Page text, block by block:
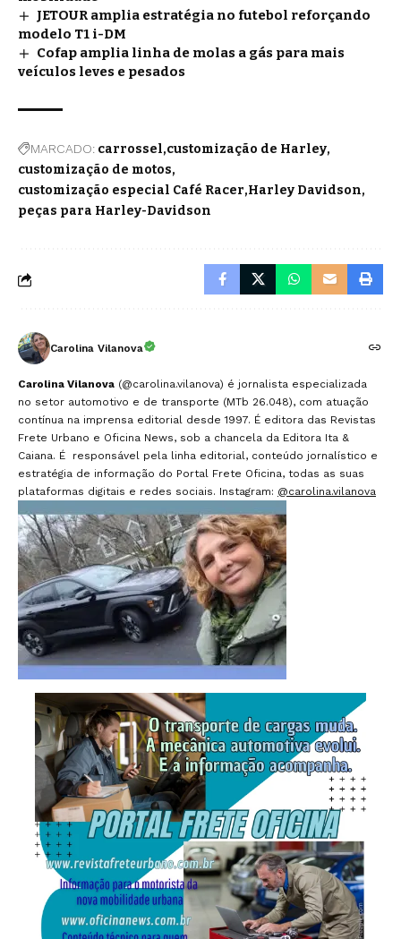
JETOUR amplia estratégia no futebol reforçando
modelo T1 i-DM
Cofap amplia linha de molas a gás para mais
veículos leves e pesados
MARCADO: carrossel customização de Harley
customização de motos
customização especial Café Racer Harley Davidson
peças para Harley-Davidson
Carolina Vilanova
Carolina Vilanova (@carolina.vilanova) é jornalista especializada
no setor automotivo e de transporte (MTb 26.048), com atuação
contínua na imprensa editorial desde 1997. É editora das Revistas
Frete Urbano e Oficina News, sob a chancela da Editora Ita &
Caiana. É responsável pela linha editorial, conteúdo jornalístico e
estratégia de informação do Portal Frete Oficina, todas as suas
plataformas digitais e redes sociais. Instagram: @carolina.vilanova